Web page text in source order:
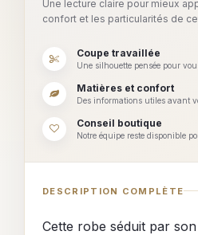
Une lecture claire pour mieux
confort et les particularités de
Coupe travaillée
Une silhouette pensée pour
Matières et confort
Des informations utiles avant
Conseil boutique
Notre équipe reste disponible
DESCRIPTION COMPLÈTE
Cette robe séduit par